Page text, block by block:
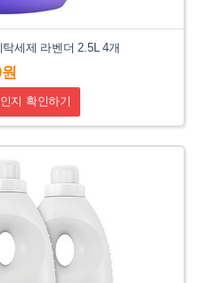
세제 라벤더 2.5L 4개
지 확인하기